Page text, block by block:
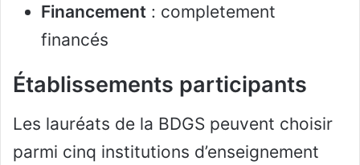
Financement : completement
financés
Établissements participants
Les lauréats de la BDGS peuvent choisir
parmi cinq institutions d’enseignement